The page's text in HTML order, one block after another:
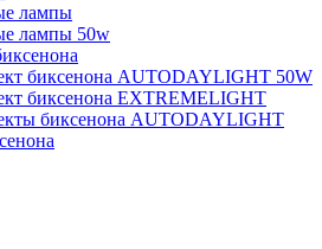
лампы
лампы 50w
биксенона AUTODAYLIGHT 50W
биксенона EXTREMELIGHT
биксенона AUTODAYLIGHT